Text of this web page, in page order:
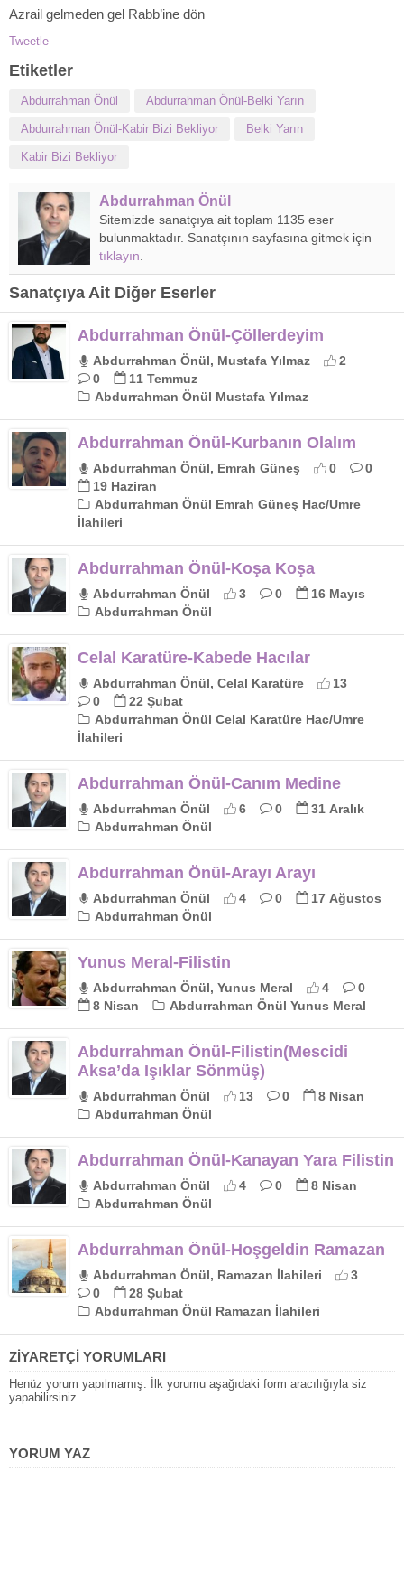
Azrail gelmeden gel Rabb’ine dön
Tweetle
Etiketler
Abdurrahman Önül Abdurrahman Önül-Belki Yarın
Abdurrahman Önül-Kabir Bizi Bekliyor Belki Yarın
Kabir Bizi Bekliyor
Abdurrahman Önül
Sitemizde sanatçıya ait toplam 1135 eser
bulunmaktadır. Sanatçının sayfasına gitmek için
tıklayın
Sanatçıya Ait Diğer Eserler
Abdurrahman Önül-Çöllerdeyim
Abdurrahman Önül, Mustafa Yılmaz
2
0
11 Temmuz
Abdurrahman Önül Mustafa Yılmaz
Abdurrahman Önül-Kurbanın Olalım
Abdurrahman Önül, Emrah Güneş 0
0
19 Haziran
Abdurrahman Önül Emrah Güneş Hac/Umre
İlahileri
Abdurrahman Önül-Koşa Koşa
Abdurrahman Önül 3 0
16 Mayıs
Abdurrahman Önül
Celal Karatüre-Kabede Hacılar
Abdurrahman Önül, Celal Karatüre
13
0
22 Şubat
Abdurrahman Önül Celal Karatüre Hac/Umre
İlahileri
Abdurrahman Önül-Canım Medine
Abdurrahman Önül 6 0
31 Aralık
Abdurrahman Önül
Abdurrahman Önül-Arayı Arayı
Abdurrahman Önül 4 0
17 Ağustos
Abdurrahman Önül
Yunus Meral-Filistin
Abdurrahman Önül, Yunus Meral 4
0
8 Nisan
Abdurrahman Önül Yunus Meral
Abdurrahman Önül-Filistin(Mescidi
Aksa’da Işıklar Sönmüş)
Abdurrahman Önül 13 0
8 Nisan
Abdurrahman Önül
Abdurrahman Önül-Kanayan Yara Filistin
Abdurrahman Önül 4 0
8 Nisan
Abdurrahman Önül
Abdurrahman Önül-Hoşgeldin Ramazan
Abdurrahman Önül, Ramazan İlahileri
3
0
28 Şubat
Abdurrahman Önül Ramazan İlahileri
ZİYARETÇİ YORUMLARI
Henüz yorum yapılmamış. İlk yorumu aşağıdaki form aracılığıyla siz
yapabilirsiniz.
YORUM YAZ